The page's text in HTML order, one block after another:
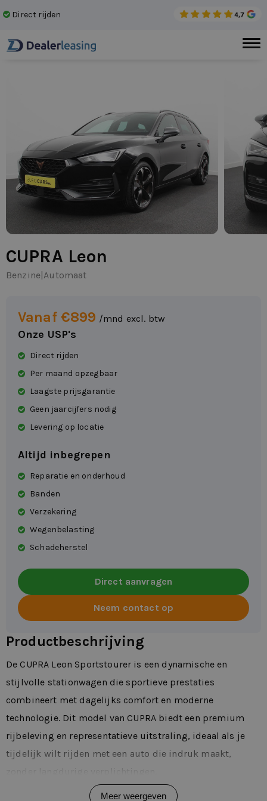
Direct rijden
CUPRA Leon
Benzine |Automaat
Vanaf €899 /mnd excl. btw
Onze USP's
Direct rijden
Per maand opzegbaar
Laagste prijsgarantie
Geen jaarcijfers nodig
Levering op locatie
Altijd inbegrepen
Reparatie en onderhoud
Banden
Verzekering
Wegenbelasting
Schadeherstel
Direct aanvragen
Neem contact op
Productbeschrijving
De CUPRA Leon Sportstourer is een dynamische en
stijlvolle stationwagen die sportieve prestaties
combineert met dagelijks comfort en moderne
technologie. Dit model van CUPRA biedt een premium
rijbeleving en representatieve uitstraling, ideaal als je
tijdelijk wilt rijden met een auto die indruk maakt,
In het dagelijkse gebruik valt de Leon Sportstourer op
Meer weergeven